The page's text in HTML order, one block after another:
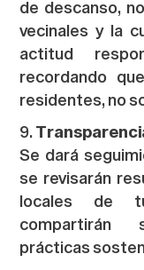
de descanso,
vecinales y la
actitud
recordando
residentes, no
Se dará
se revisarán
locales de
compartirán
prácticas